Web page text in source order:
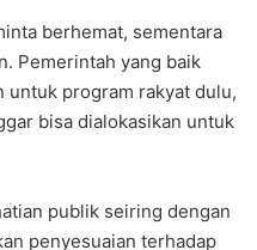
berhemat, sementara
Pemerintah yang baik
untuk program rakyat dulu,
bisa dialokasikan untuk
publik seiring dengan
penyesuaian terhadap